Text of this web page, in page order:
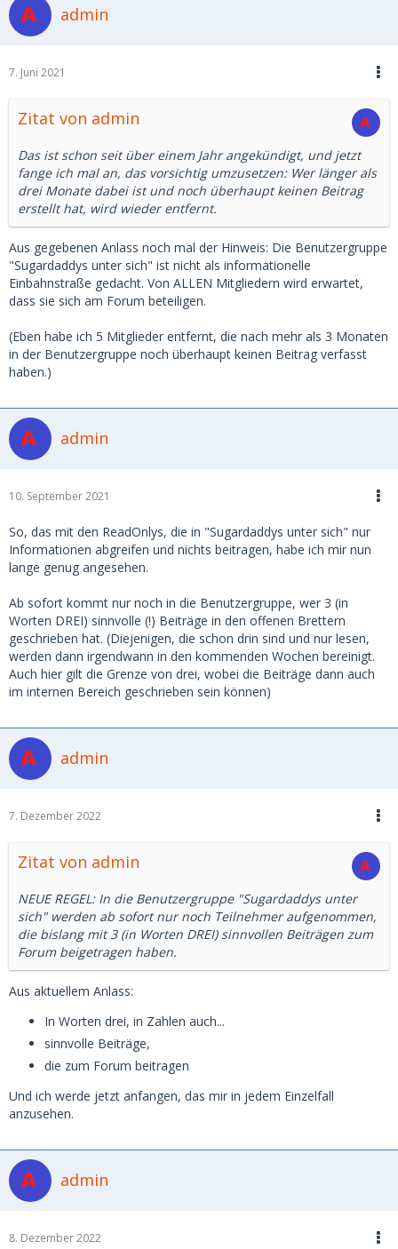
admin
7. Juni 2021
Zitat von admin
Das ist schon seit über einem Jahr angekündigt, und jetzt
fange ich mal an, das vorsichtig umzusetzen: Wer länger als
drei Monate dabei ist und noch überhaupt keinen Beitrag
erstellt hat, wird wieder entfernt.
Aus gegebenen Anlass noch mal der Hinweis: Die Benutzergruppe
"Sugardaddys unter sich" ist nicht als informationelle
Einbahnstraße gedacht. Von ALLEN Mitgliedern wird erwartet,
dass sie sich am Forum beteiligen.
(Eben habe ich 5 Mitglieder entfernt, die nach mehr als 3 Monaten
in der Benutzergruppe noch überhaupt keinen Beitrag verfasst
haben.)
admin
10. September 2021
So, das mit den ReadOnlys, die in "Sugardaddys unter sich" nur
Informationen abgreifen und nichts beitragen, habe ich mir nun
lange genug angesehen.
Ab sofort kommt nur noch in die Benutzergruppe, wer 3 (in
Worten DREI) sinnvolle (!) Beiträge in den offenen Brettern
geschrieben hat. (Diejenigen, die schon drin sind und nur lesen,
werden dann irgendwann in den kommenden Wochen bereinigt.
Auch hier gilt die Grenze von drei, wobei die Beiträge dann auch
im internen Bereich geschrieben sein können)
admin
7. Dezember 2022
Zitat von admin
NEUE REGEL: In die Benutzergruppe "Sugardaddys unter
sich" werden ab sofort nur noch Teilnehmer aufgenommen,
die bislang mit 3 (in Worten DREI) sinnvollen Beiträgen zum
Forum beigetragen haben.
Aus aktuellem Anlass:
In Worten drei, in Zahlen auch...
sinnvolle Beiträge,
die zum Forum beitragen
Und ich werde jetzt anfangen, das mir in jedem Einzelfall
anzusehen.
admin
8. Dezember 2022